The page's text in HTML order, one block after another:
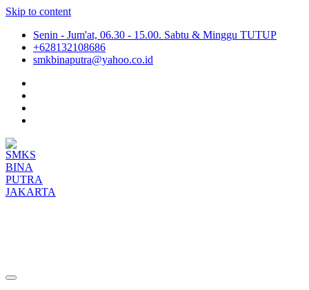
Skip to content
Senin - Jum'at, 06.30 - 15.00. Sabtu & Minggu TUTUP
+628132108686
smkbinaputra@yahoo.co.id